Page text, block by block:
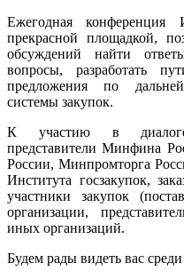
Ежегодная конференция
прекрасной площадкой,
обсуждений найти
вопросы, разработать
предложения по
системы закупок.
К участию в диалоге
представители Минфина
России, Минпромторга
Института госзакупок,
участники закупок
организации,
иных организаций.
Будем рады видеть вас